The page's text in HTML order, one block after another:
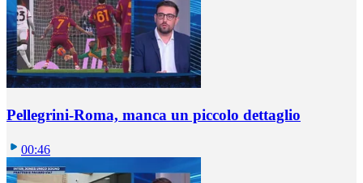
Pellegrini-Roma, manca un piccolo dettaglio
00:46